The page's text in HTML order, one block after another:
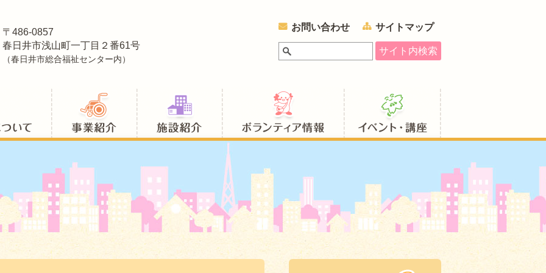
〒486-0857
春日井市浅山町一丁目２番61号
（春日井市総合福祉センター内）
お問い合わせ サイトマップ
春日井社協について事業紹介 施設紹介 ボランティア情報